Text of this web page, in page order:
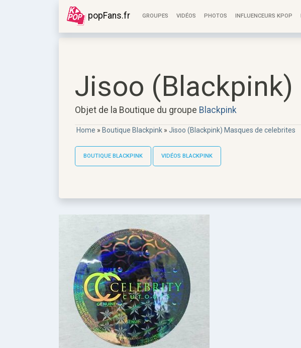
popFans.fr GROUPES VIDÉOS PHOTOS INFLUENCEURS KPOP
Jisoo
Objet de la Boutique du groupe Blackpink
Home » Boutique Blackpink » Jisoo (Blackpink) Masques de celebrites
BOUTIQUE BLACKPINK VIDÉOS BLACKPINK